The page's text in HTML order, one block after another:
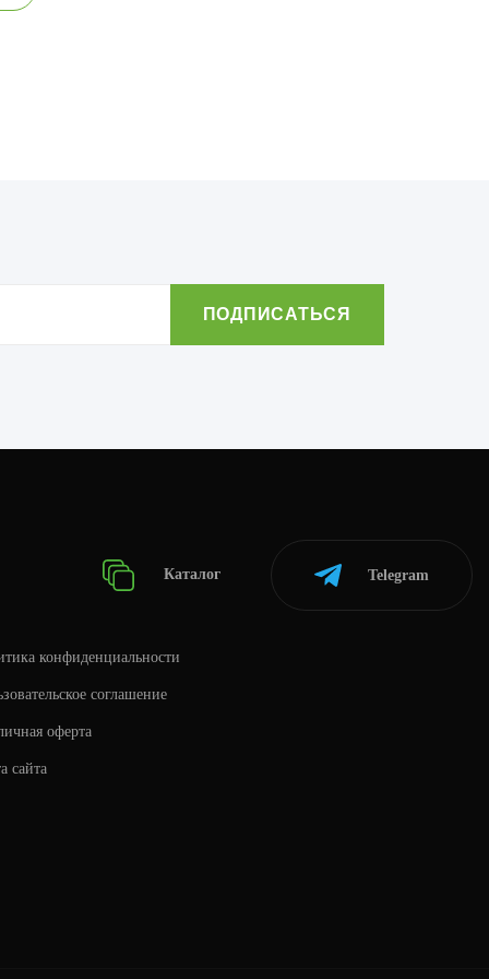
Каталог Telegram
конфиденциальности
соглашение
оферта
сайта